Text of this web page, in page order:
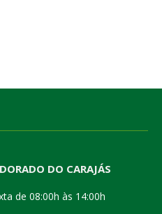
DO CARAJÁS
de 08:00h às 14:00h